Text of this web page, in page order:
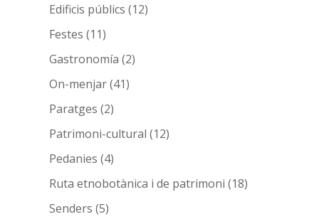
Edificis públics (12)
Festes (11)
Gastronomía (2)
On-menjar(41)
Paratges (2)
Patrimoni-cultural (12)
Pedanies (4)
Ruta etnobotànica i de patrimoni (18)
Senders (5)